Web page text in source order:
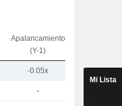
Apalancamiento
(Y-1)
-0.05x
-
Mi Lista